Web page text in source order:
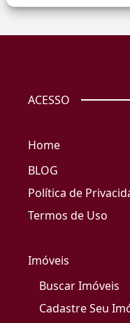
ACESSO
Home
BLOG
Política de
Termos de Uso
Imóveis
Buscar Imóveis
Cadastre Seu